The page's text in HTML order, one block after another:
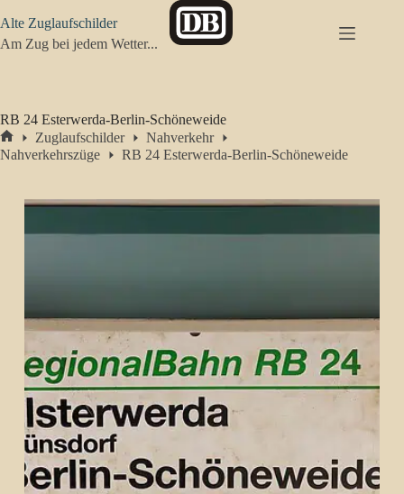
Inhalt
springen
Alte Zuglaufschilder
Am Zug bei jedem Wetter...
RB 24 Esterwerda-Berlin-Schöneweide
Start
Zuglaufschilder
Nahverkehr
Nahverkehrszüge
RB 24 Esterwerda-Berlin-Schöneweide